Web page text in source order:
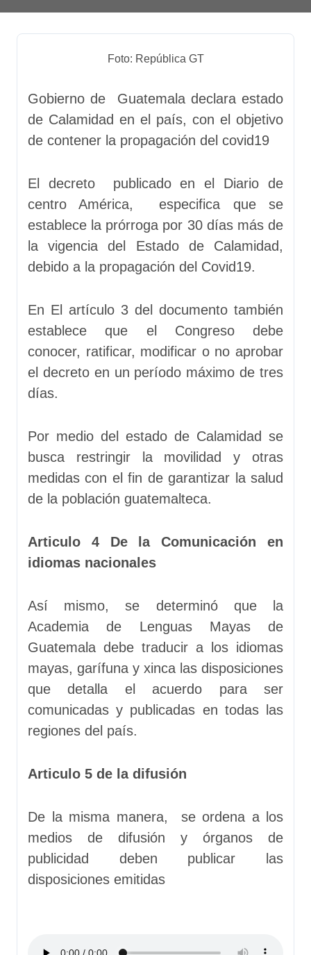
Foto: República GT
Gobierno de Guatemala declara estado
de Calamidad en el país, con el objetivo
de contener la propagación del covid19
El decreto publicado en el Diario de
centro América, especifica que se
establece la prórroga por 30 días más de
la vigencia del Estado de Calamidad,
debido a la propagación del Covid19.
En El artículo 3 del documento también
establece que el Congreso debe
conocer, ratificar, modificar o no aprobar
el decreto en un período máximo de tres
días.
Por medio del estado de Calamidad se
busca restringir la movilidad y otras
medidas con el fin de garantizar la salud
de la población guatemalteca.
Articulo 4 De la Comunicación en
idiomas nacionales
Así mismo, se determinó que la
Academia de Lenguas Mayas de
Guatemala debe traducir a los idiomas
mayas, garífuna y xinca las disposiciones
que detalla el acuerdo para ser
comunicadas y publicadas en todas las
regiones del país.
Articulo 5 de la difusión
De la misma manera, se ordena a los
medios de difusión y órganos de
publicidad deben publicar las
disposiciones emitidas